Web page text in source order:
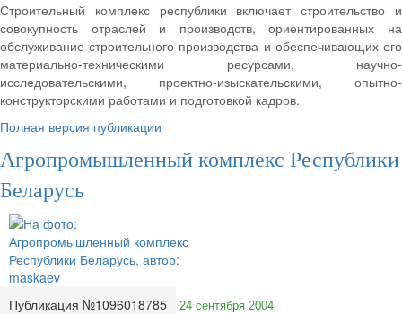
Строительный комплекс республики включает строительство и
совокупность отраслей и производств, ориентированных на
обслуживание строительного производства и обеспечивающих его
материально-техническими ресурсами, научно-
исследовательскими, проектно-изыскательскими, опытно-
конструкторскими работами и подготовкой кадров.
Полная версия публикации
Агропромышленный комплекс Республики
Беларусь
Публикация №1096018785 24 сентября 2004